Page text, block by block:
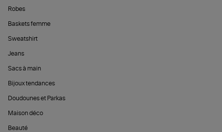
Robes
Baskets femme
Sweatshirt
Jeans
Sacs à main
Bijoux tendances
Doudounes et Parkas
Maison déco
Beauté